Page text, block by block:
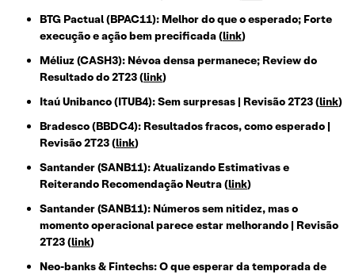
BTG Pactual (BPAC11): Melhor do que o esperado; Forte
execução e ação bem precificada (link)
Méliuz (CASH3): Névoa densa permanece; Review do
Resultado do 2T23 (link)
Itaú Unibanco (ITUB4): Sem surpresas | Revisão 2T23 (link)
Bradesco (BBDC4): Resultados fracos, como esperado |
Revisão 2T23 (link)
Santander (SANB11): Atualizando Estimativas e
Reiterando Recomendação Neutra (link)
Santander (SANB11): Números sem nitidez, mas o
momento operacional parece estar melhorando | Revisão
2T23 (link)
Neo-banks & Fintechs: O que esperar da temporada de